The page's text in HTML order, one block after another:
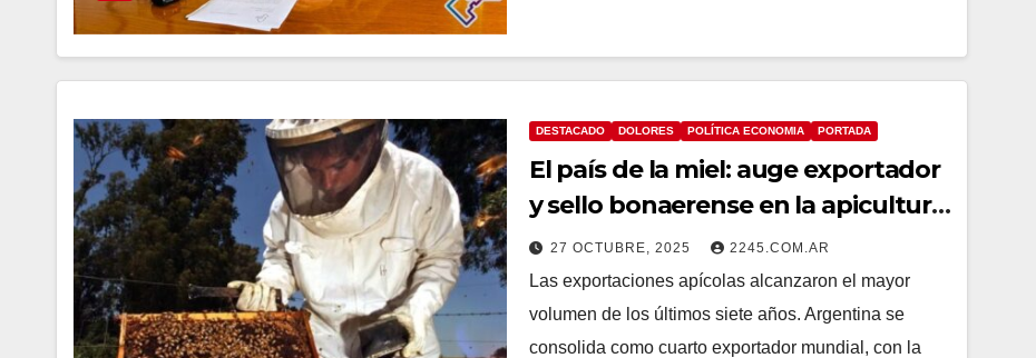
DESTACADO DOLORES POLÍTICA ECONOMIA PORTADA
El país de la miel: auge exportador
y sello bonaerense en la apicultura
argentina
27 OCTUBRE, 2025 2245.COM.AR
Las exportaciones apícolas alcanzaron el mayor
volumen de los últimos siete años. Argentina se
consolida como cuarto exportador mundial, con la